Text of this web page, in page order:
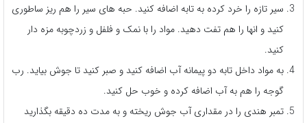
سیر تازه را خرد کرده به تابه اضافه کنید. حبه های سیر را هم ریز ساطوری
کنید و انها را هم تفت دهید. مواد را با نمک و فلفل و زردچوبه مزه دار
کنید.
به مواد داخل تابه دو پیمانه آب اضافه کنید و صبر کنید تا جوش بیاید. رب
گوجه را هم به آب اضافه کرده و خوب حل کنید.
تمبر هندی را در مقداری آب جوش ریخته و به مدت ده دقیقه بگذارید